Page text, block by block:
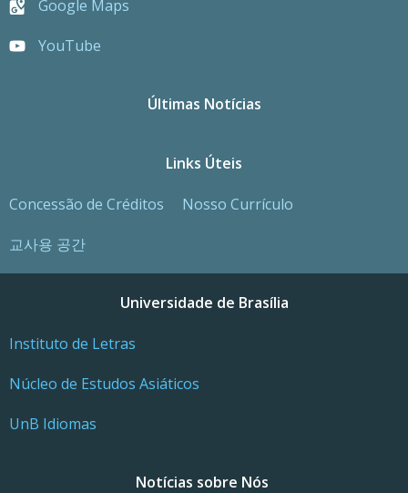
Google Maps
YouTube
Últimas Notícias
Links Úteis
Concessão de Créditos
Nosso Currículo
교사용 공간
Universidade de Brasília
Instituto de Letras
Núcleo de Estudos Asiáticos
UnB Idiomas
Notícias sobre Nós